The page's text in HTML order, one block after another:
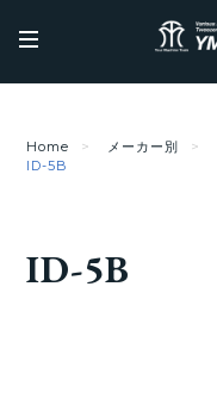
Home メーカー別
ID-5B
ID-5B